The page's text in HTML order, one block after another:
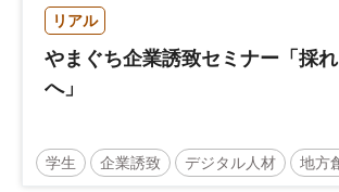
リアル
やまぐち企業誘致セミナー「採
へ」
学生 企業誘致 デジタル人材 地方